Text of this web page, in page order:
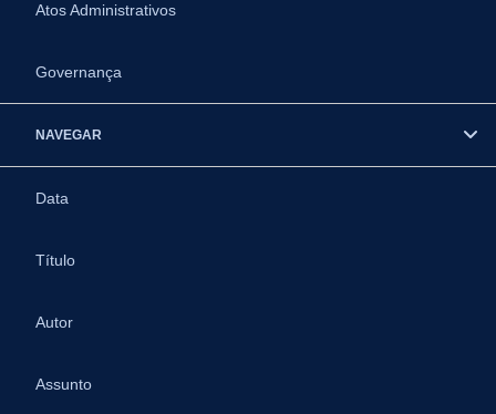
Atos Administrativos
Governança
NAVEGAR
Data
Título
Autor
Assunto